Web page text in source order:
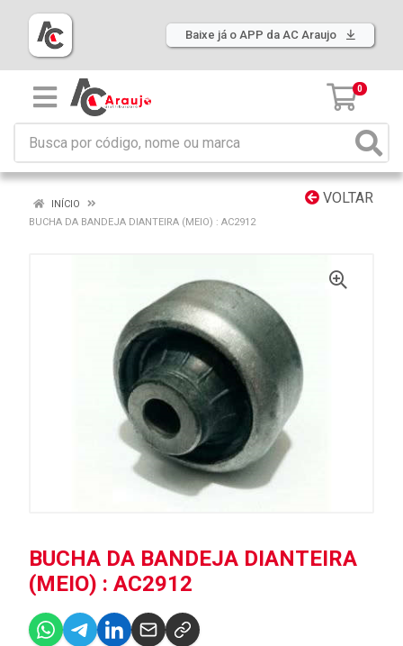
Baixe já o APP da AC Araujo
0
VOLTAR
INÍCIO
BUCHA DA BANDEJA DIANTEIRA (MEIO) : AC2912
BUCHA DA BANDEJA DIANTEIRA
(MEIO) : AC2912